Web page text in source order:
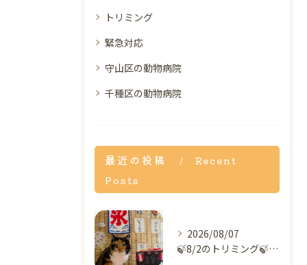
トリミング
緊急対応
守山区の動物病院
千種区の動物病院
最近の投稿
Recent
Posts
2026/08/07
🍃8/2のトリミング🍃MIX🐱｜名東区・千種区・守山区の動物...